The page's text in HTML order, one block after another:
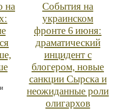
на
События на
украинском
фронте 6 июня:
драматический
инцидент с
блогером, новые
санкции Сырска и
неожиданные роли
олигархов